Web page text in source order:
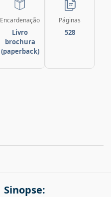
Encardenação
Livro
brochura
(paperback)
Páginas
528
Sinopse: